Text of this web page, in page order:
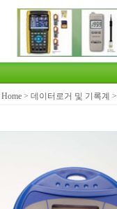
Home> 데이터로거 및 기록계